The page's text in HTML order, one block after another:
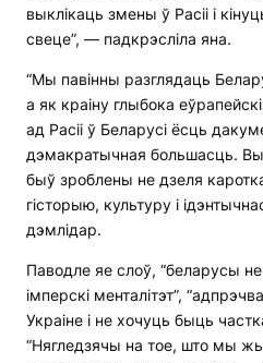
выклікаць змены ў Расіі і
свеце”, — падкрэсліла яна.
“Мы павінны разглядаць
а як краіну глыбока
ад Расіі ў Беларусі ёсць
дэмакратычная большасць.
быў зроблены не дзеля
гісторыю, культуру і
дэмлідар.
Паводле яе слоў, “беларусы
імперскі менталітэт”,
Украіне і не хочуць быць
“Нягледзячы на тое, што мы